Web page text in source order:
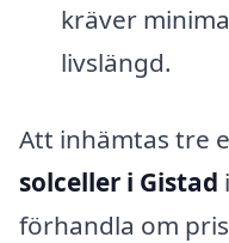
kräver
livslängd.
Att inhämtas tre
solceller i Gistad
förhandla om